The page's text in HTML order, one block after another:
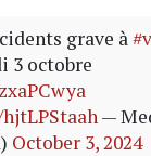
grave à
3 octobre
—
October 3, 2024